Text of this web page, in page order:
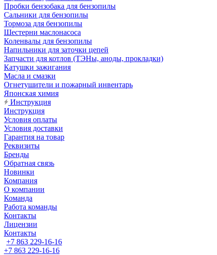
Пробки бензобака для бензопилы
Сальники для бензопилы
Тормоза для бензопилы
Шестерни маслонасоса
Коленвалы для бензопилы
Напильники для заточки цепей
Запчасти для котлов (ТЭНы, аноды, прокладки)
Катушки зажигания
Масла и смазки
Огнетушители и пожарный инвентарь
Японская химия
Инструкция
Инструкция
Условия оплаты
Условия доставки
Гарантия на товар
Реквизиты
Бренды
Обратная связь
Новинки
Компания
О компании
Команда
Работа команды
Контакты
Лицензии
Контакты
+7 863 229-16-16
+7 863 229-16-16